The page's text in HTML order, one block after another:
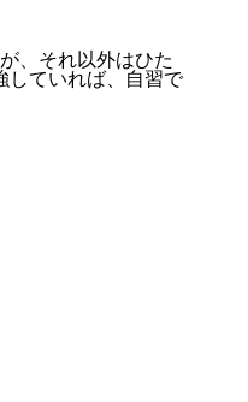
、それ以外はひた
していれば、自習で